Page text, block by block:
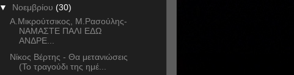
▼ Νοεμβρίου (30)
Α.Μικρούτσικος, Μ.Ρασούλης-
ΝΑΜΑΣΤΕ ΠΑΛΙ ΕΔΩ
ΑΝΔΡΕ...
Νίκος Βέρτης - Θα μετανιώσεις
(Το τραγούδι της ημέ...